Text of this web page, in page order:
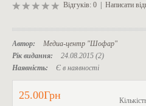
Відгуків: 0 Написати
Автор:
Медиа-центр "Шофар"
Рік видання:
24.08.2015 (2)
Наявність:
Є в наявності
25.00Грн